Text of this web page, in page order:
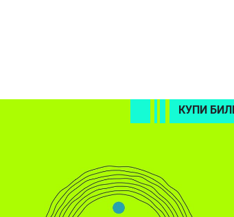
КУПИ